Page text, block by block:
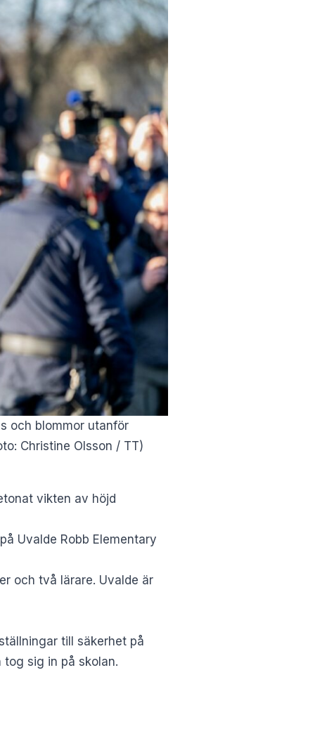
och blommor utanför
Christine Olsson / TT)
vikten av höjd
Uvalde Robb Elementary
och två lärare. Uvalde är
till säkerhet på
sig in på skolan.